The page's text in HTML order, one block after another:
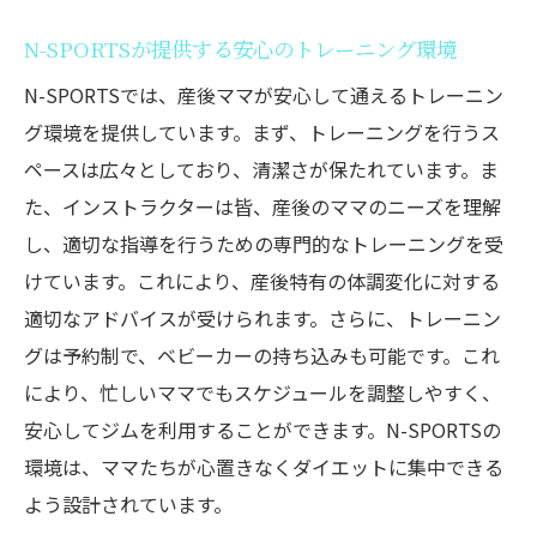
N-SPORTSが提供する安心のトレーニング環境
N-SPORTSでは、産後ママが安心して通えるトレーニン
グ環境を提供しています。まず、トレーニングを行うス
ペースは広々としており、清潔さが保たれています。ま
た、インストラクターは皆、産後のママのニーズを理解
し、適切な指導を行うための専門的なトレーニングを受
けています。これにより、産後特有の体調変化に対する
適切なアドバイスが受けられます。さらに、トレーニン
グは予約制で、ベビーカーの持ち込みも可能です。これ
により、忙しいママでもスケジュールを調整しやすく、
安心してジムを利用することができます。N-SPORTSの
環境は、ママたちが心置きなくダイエットに集中できる
よう設計されています。